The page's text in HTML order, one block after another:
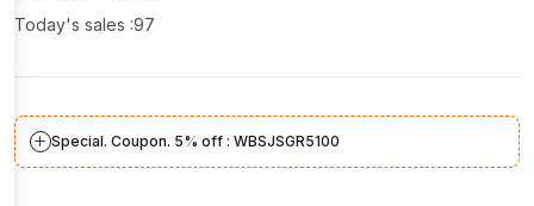
Today's sales :97
Special. Coupon. 5% off : WBSJSGR5100